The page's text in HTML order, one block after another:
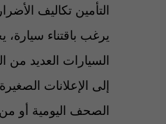
التأمين تكاليف
يرغب باقتناء سيارة،
السيارات العديد من
إلى الإعلانات
الصحف اليومية أو من